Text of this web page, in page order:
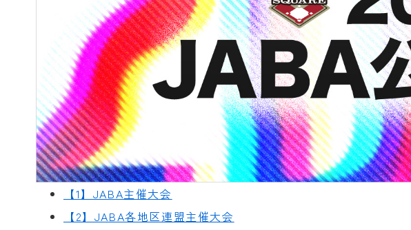
【1】JABA主催大会
【2】JABA各地区連盟主催大会